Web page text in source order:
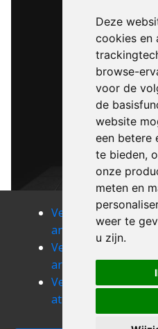
Deze
cookies en
browse-
voor de
de
website
een betere
te bieden,
onze
meten en
weer te
u zijn.
Verhuizen
anlier
anloy
Verhuizen
arville
Verhuizen
attert